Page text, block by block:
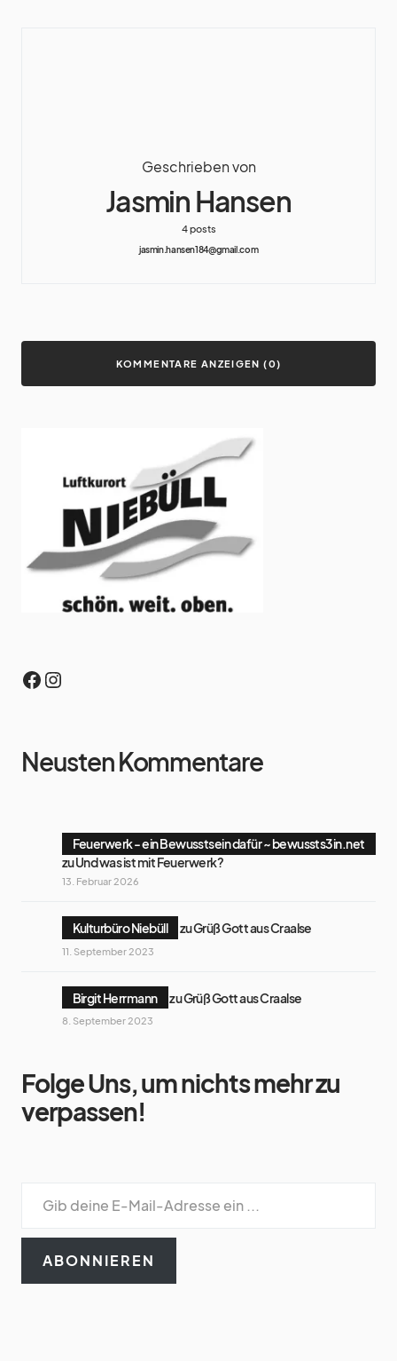
Geschrieben von
Jasmin Hansen
4 posts
jasmin.hansen184@gmail.com
KOMMENTARE ANZEIGEN (0)
Neusten Kommentare
Feuerwerk - ein Bewusstsein dafür ~ bewussts3in.net
zuUnd was ist mit Feuerwerk?
13. Februar 2026
Kulturbüro Niebüll zuGrüß Gott aus Craalse
11. September 2023
Birgit Herrmann zuGrüß Gott aus Craalse
8. September 2023
Folge Uns, um nichts mehr zu
verpassen!
ABONNIEREN